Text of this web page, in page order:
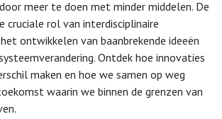
meer te doen met minder middelen. De
cruciale rol van interdisciplinaire
ontwikkelen van baanbrekende ideeën
Ontdek hoe innovaties
maken en hoe we samen op weg
waarin we binnen de grenzen van